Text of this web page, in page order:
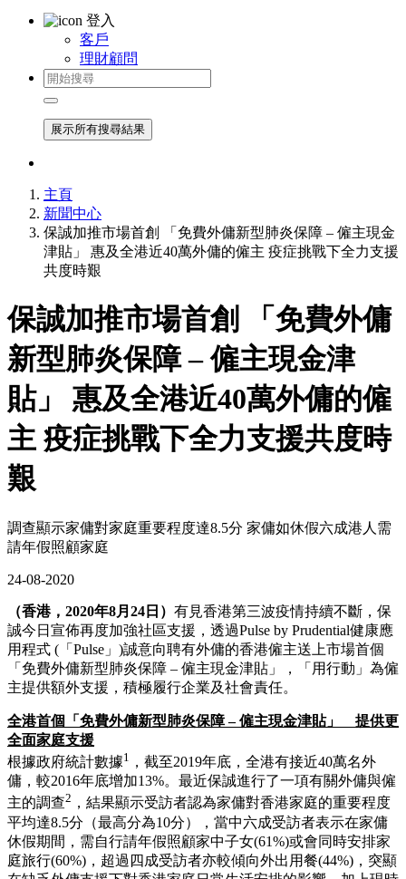
登入
客戶
理財顧問
展示所有搜尋結果
主頁
新聞中心
保誠加推市場首創 「免費外傭新型肺炎保障 – 僱主現金
津貼」 惠及全港近40萬外傭的僱主 疫症挑戰下全力支援
共度時艱
保誠加推市場首創 「免費外傭
新型肺炎保障 – 僱主現金津
貼」 惠及全港近40萬外傭的僱
主 疫症挑戰下全力支援共度時
艱
調查顯示家傭對家庭重要程度達8.5分 家傭如休假六成港人需
請年假照顧家庭
24-08-2020
（香港，2020年8月24日） 有見香港第三波疫情持續不斷，保
誠今日宣佈再度加強社區支援，透過Pulse by Prudential健康應
用程式 (「Pulse」)誠意向聘有外傭的香港僱主送上市場首個
「免費外傭新型肺炎保障 – 僱主現金津貼」，「用行動」為僱
主提供額外支援，積極履行企業及社會責任。
全港首個「免費外傭新型肺炎保障 – 僱主現金津貼」 提供更
全面家庭支援
根據政府統計數據1
，截至2019年底，全港有接近40萬名外
傭，較2016年底增加13%。最近保誠進行了一項有關外傭與僱
主的調查2 ，結果顯示受訪者認為家傭對香港家庭的重要程度
平均達8.5分（最高分為10分），當中六成受訪者表示在家傭
休假期間，需自行請年假照顧家中子女(61%)或會同時安排家
庭旅行(60%)，超過四成受訪者亦較傾向外出用餐(44%)，突顯